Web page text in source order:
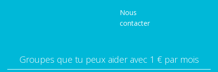
Nous
contacter
Groupes que tu peux aider avec 1 € par mois